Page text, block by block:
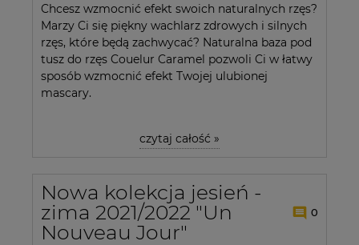
Chcesz wzmocnić efekt swoich naturalnych rzęs?
Marzy Ci się piękny wachlarz zdrowych i silnych
rzęs, które będą zachwycać? Naturalna baza pod
tusz do rzęs Couelur Caramel pozwoli Ci w łatwy
sposób wzmocnić efekt Twojej ulubionej
mascary.
czytaj całość »
Nowa kolekcja jesień -
zima 2021/2022 "Un
Nouveau Jour"
0